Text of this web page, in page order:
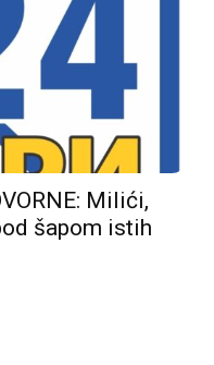
Milići,
šapom istih